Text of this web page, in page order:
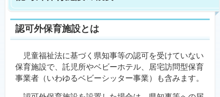
認可外保育施設とは
児童福祉法に基づく県知事等の認可を受けていない
保育施設で、託児所やベビーホテル、居宅訪問型保育
事業者（いわゆるベビーシッター事業）も含みます。